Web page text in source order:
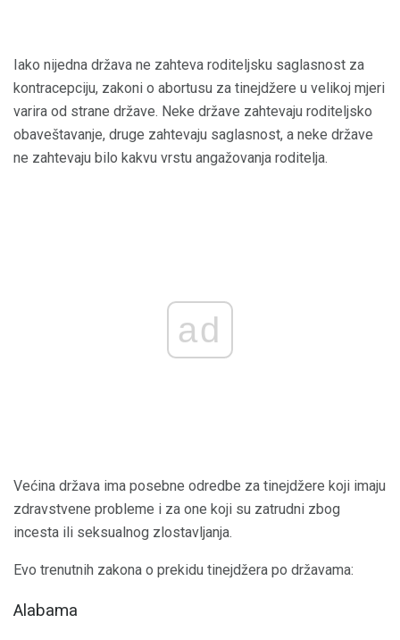
Iako nijedna država ne zahteva roditeljsku saglasnost za
kontracepciju, zakoni o abortusu za tinejdžere u velikoj mjeri
varira od strane države. Neke države zahtevaju roditeljsko
obaveštavanje, druge zahtevaju saglasnost, a neke države
ne zahtevaju bilo kakvu vrstu angažovanja roditelja.
ad
Većina država ima posebne odredbe za tinejdžere koji imaju
zdravstvene probleme i za one koji su zatrudni zbog
incesta ili seksualnog zlostavljanja.
Evo trenutnih zakona o prekidu tinejdžera po državama:
Alabama